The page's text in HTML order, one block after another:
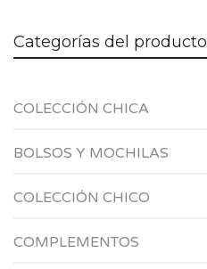
Categorías del producto
COLECCIÓN CHICA
BOLSOS Y MOCHILAS
COLECCIÓN CHICO
COMPLEMENTOS